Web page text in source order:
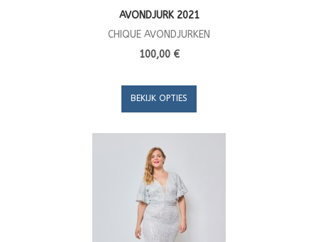
AVONDJURK 2021
CHIQUE AVONDJURKEN
100,00 €
BEKIJK OPTIES